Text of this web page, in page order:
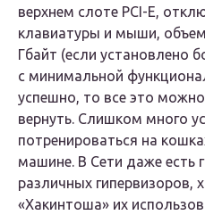
верхнем слоте PCI-E,
клавиатуры и мыши,
Гбайт (если установлено
с минимальной
успешно, то все это
вернуть. Слишком много
потренироваться на
машине. В Сети даже есть
различных гипервизоров,
«Хакинтоша» их